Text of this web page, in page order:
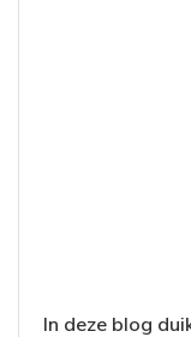
In deze blog